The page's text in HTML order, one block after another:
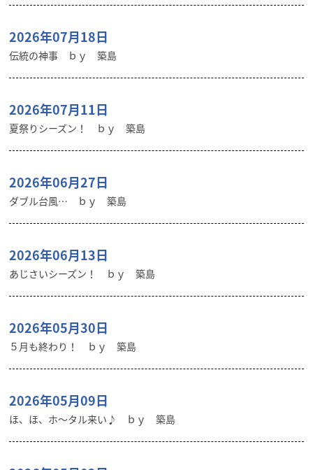
2026年07月18日
伝統の神事 ｂｙ 築島
2026年07月11日
夏祭りシーズン！ ｂｙ 築島
2026年06月27日
ダブル台風… ｂｙ 築島
2026年06月13日
あじさいシーズン！ ｂｙ 築島
2026年05月30日
５月も終わり！ ｂｙ 築島
2026年05月09日
ほ、ほ、ホ～タル来い♪ ｂｙ 築島